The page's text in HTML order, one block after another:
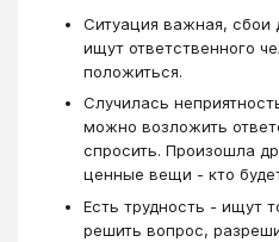
Ситуация важная,
ищут ответственного
положиться.
Случилась
можно возложить
спросить. Произошла
ценные вещи - кто
Есть трудность - ищут
решить вопрос,